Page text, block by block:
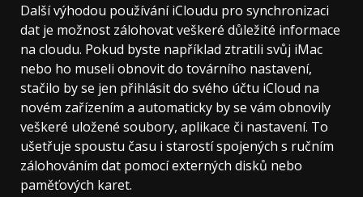
Další výhodou používání iCloudu pro synchronizaci
dat je možnost zálohovat veškeré důležité informace
na cloudu. Pokud byste například ztratili svůj iMac
nebo ho museli obnovit do továrního nastavení,
stačilo by se jen přihlásit do svého účtu iCloud na
novém zařízením a automaticky by se vám obnovily
veškeré uložené soubory, aplikace či nastavení. To
ušetřuje spoustu času i starostí spojených s ručním
zálohováním dat pomocí externých disků nebo
paměťových karet.